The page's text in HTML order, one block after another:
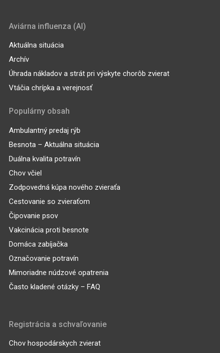
Aviárna influenza (AI)
Aktuálna situácia
Archív
Úhrada nákladov a strát pri výskyte chorôb zvierat
Vtáčia chrípka a verejnosť
Populárny obsah
Ambulantný predaj rýb
Besnota – Aktuálna situácia
Duálna kvalita potravín
Chov včiel
Zodpovedná kúpa nového zvieraťa
Cestovanie so zvieraťom
Čipovanie psov
Vakcinácia proti besnote
Domáca zabíjačka
Označovanie potravín
Mimoriadne núdzové opatrenia
Často kladené otázky – FAQ
Registrácia a schvaľovanie
Chov hospodárskych zvierat